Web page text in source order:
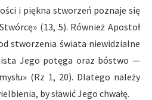
i piękna stworzeń poznaje się
(13, 5). Również Apostoł
stworzenia świata niewidzialne
Jego potęga oraz bóstwo —
(Rz 1, 20). Dlatego należy
by sławić Jego chwałę.